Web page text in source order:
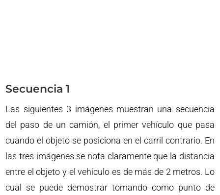
Secuencia 1
Las siguientes 3 imágenes muestran una secuencia
del paso de un camión, el primer vehículo que pasa
cuando el objeto se posiciona en el carril contrario. En
las tres imágenes se nota claramente que la distancia
entre el objeto y el vehículo es de más de 2 metros. Lo
cual se puede demostrar tomando como punto de